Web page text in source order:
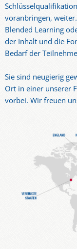
voranbringen,
Blended Learning
der Inhalt und die
Bedarf der
Sie sind neugierig
Ort in einer unserer
vorbei. Wir freuen